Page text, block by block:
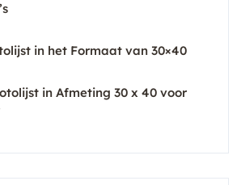
in het Formaat van 30×40
in Afmeting 30 x 40 voor